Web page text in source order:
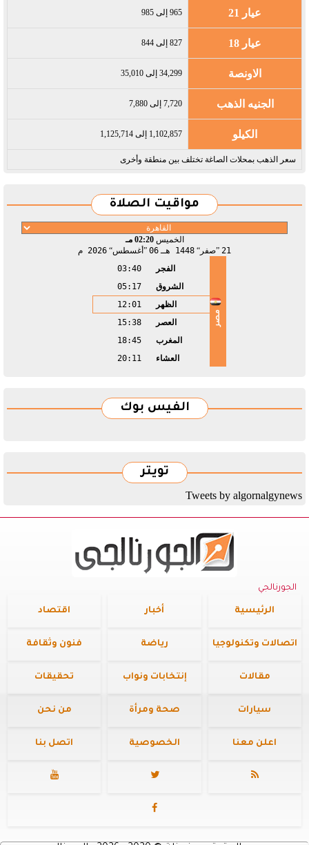
عيار 21 965 إلى 985
عيار 18 827 إلى 844
الاونصة 34,299 إلى 35,010
الجنيه الذهب 7,720 إلى 7,880
الكيلو 1,102,857 إلى 1,125,714
سعر الذهب بمحلات الصاغة تختلف بين منطقة وأخرى
مواقيت الصلاة
الخميس02:20 مـ
21 صفر 1448 هـ 06 أغسطس 2026 م
مصر
الفجر
03:40
الشروق
05:17
الظهر
12:01
العصر
15:38
المغرب
18:45
العشاء
20:11
الفيس بوك
تويتر
Tweets by algornalgynews
الجورنالجي
الرئيسية أخبار اقتصاد
اتصالات وتكنولوجيا رياضة فنون وثقافة
مقالات إنتخابات ونواب تحقيقات
سيارات صحة ومرأة من نحن
اعلن معنا الخصوصية اتصل بنا



